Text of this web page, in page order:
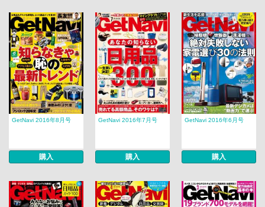
GetNavi 2016年8月号
購入
GetNavi 2016年7月号
購入
GetNavi 2016年6月号
購入